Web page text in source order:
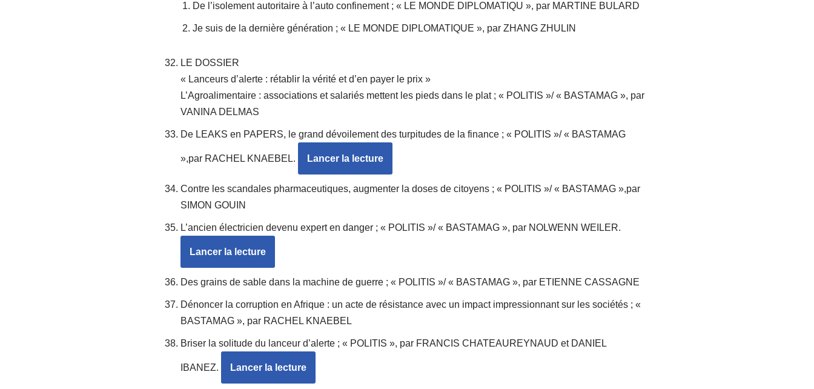
De l’isolement autoritaire à l’auto confinement ; « LE MONDE DIPLOMATIQU », par MARTINE BULARD
Je suis de la dernière génération ; « LE MONDE DIPLOMATIQUE », par ZHANG ZHULIN
LE DOSSIER
« Lanceurs d’alerte : rétablir la vérité et d’en payer le prix »
L’Agroalimentaire : associations et salariés mettent les pieds dans le plat ; « POLITIS »/ « BASTAMAG », par
VANINA DELMAS
De LEAKS en PAPERS, le grand dévoilement des turpitudes de la finance ; « POLITIS »/ « BASTAMAG
»,par RACHEL KNAEBEL. Lancer la lecture
Contre les scandales pharmaceutiques, augmenter la doses de citoyens ; « POLITIS »/ « BASTAMAG »,par
SIMON GOUIN
L’ancien électricien devenu expert en danger ; « POLITIS »/ « BASTAMAG », par NOLWENN WEILER.
Lancer la lecture
Des grains de sable dans la machine de guerre ; « POLITIS »/ « BASTAMAG », par ETIENNE CASSAGNE
Dénoncer la corruption en Afrique : un acte de résistance avec un impact impressionnant sur les sociétés ; «
BASTAMAG », par RACHEL KNAEBEL
Briser la solitude du lanceur d’alerte ; « POLITIS », par FRANCIS CHATEAUREYNAUD et DANIEL
IBANEZ. Lancer la lecture